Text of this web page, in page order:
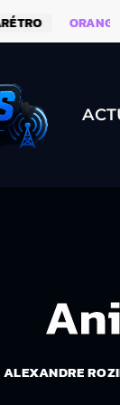
ORANGE
ALEXANDRE